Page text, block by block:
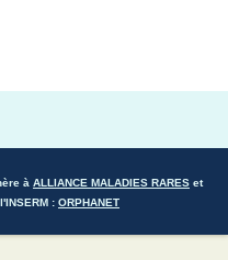
à ALLIANCE MALADIES RARES et
: ORPHANET